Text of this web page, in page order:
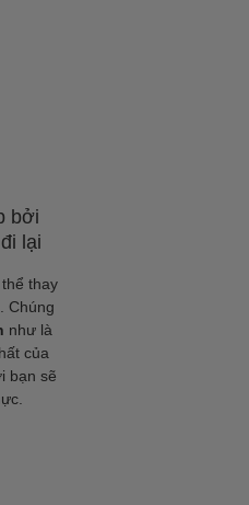
bởi
lại
thay
Chúng
như là
của
bạn sẽ